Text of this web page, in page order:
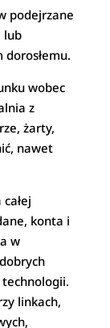
podejrzane
lub
wobec
z
żarty,
nawet
konta i
w
linkach,